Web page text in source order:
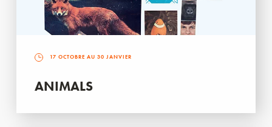
17 OCTOBRE AU 30 JANVIER
ANIMALS